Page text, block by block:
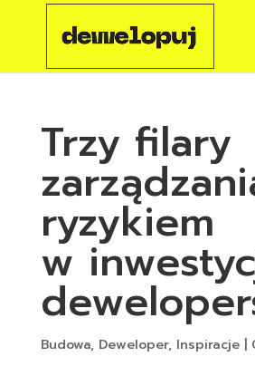
Trzy filary
ryzykiem
w
Budowa, Deweloper, Inspiracje|